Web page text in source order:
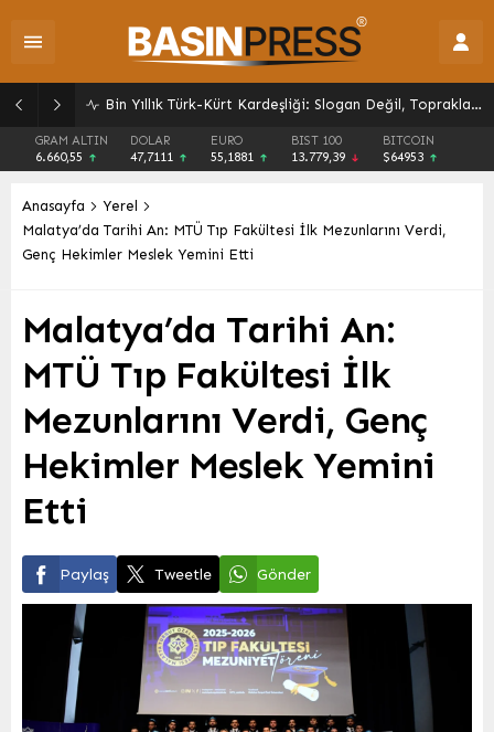
İSDEMİR’den Sürdürülebilir Büyüme Hamlesi: Üretim Kapasitesi ve Enerji Verimliliğine Odaklanıldı
GRAM ALTIN
6.660,55
DOLAR
47,7111
EURO
55,1881
BIST 100
13.779,39
BITCOIN
$64953
Anasayfa
Yerel
Malatya’da Tarihi An: MTÜ Tıp Fakültesi İlk Mezunlarını Verdi,
Genç Hekimler Meslek Yemini Etti
Malatya’da Tarihi An:
MTÜ Tıp Fakültesi İlk
Mezunlarını Verdi, Genç
Hekimler Meslek Yemini
Etti
Paylaş Tweetle Gönder